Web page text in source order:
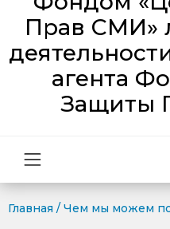
Прав СМИ»
агента
Защиты
Главная / Чем мы можем